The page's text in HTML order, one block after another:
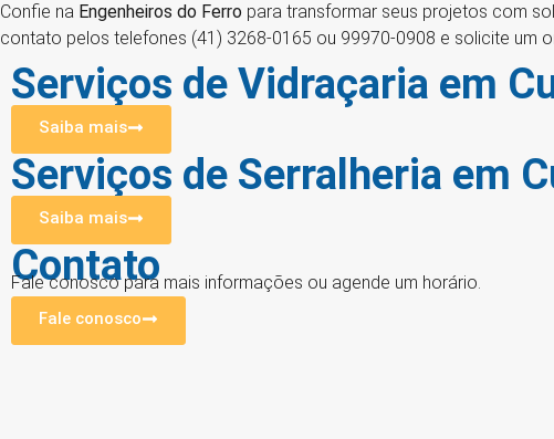
Confie na Engenheiros do Ferro para transformar seus projetos com
contato pelos telefones (41) 3268-0165 ou 99970-0908 e solicite um
Serviços de Vidraçaria em
Saiba mais
Serviços de Serralheria em
Saiba mais
Contato
Fale conosco para mais informações ou agende um horário.
Fale conosco